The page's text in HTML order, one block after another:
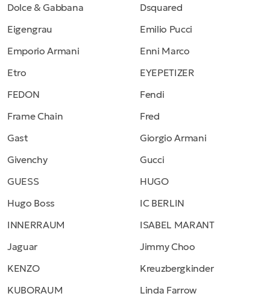
Dolce & Gabbana
Dsquared
Eigengrau
Emilio Pucci
Emporio Armani
Enni Marco
Etro
EYEPETIZER
FEDON
Fendi
Frame Chain
Fred
Gast
Giorgio Armani
Givenchy
Gucci
GUESS
HUGO
Hugo Boss
IC BERLIN
INNERRAUM
ISABEL MARANT
Jaguar
Jimmy Choo
KENZO
Kreuzbergkinder
KUBORAUM
Linda Farrow